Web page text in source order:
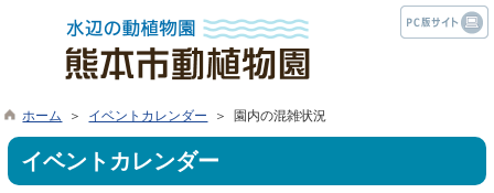
ホーム ＞ イベントカレンダー ＞ 園内の混雑状況
イベントカレンダー